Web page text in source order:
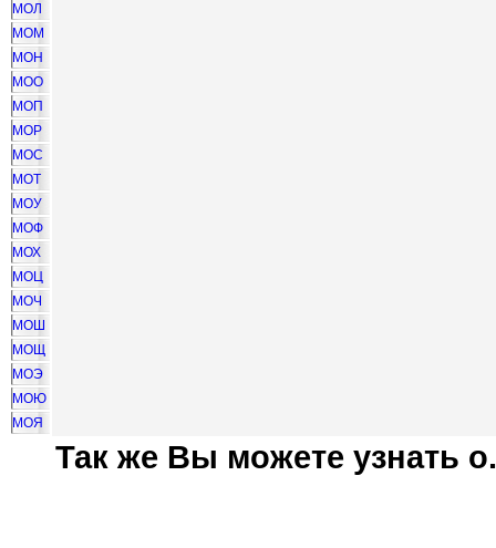
МОЛ
МОМ
МОН
МОО
МОП
МОР
МОС
МОТ
МОУ
МОФ
МОХ
МОЦ
МОЧ
МОШ
МОЩ
МОЭ
МОЮ
МОЯ
Так же Вы можете узнать